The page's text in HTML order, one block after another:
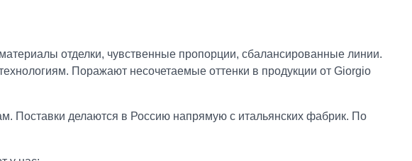
отделки, чувственные пропорции, сбалансированные линии.
Поражают несочетаемые оттенки в продукции от Giorgio
Поставки делаются в Россию напрямую с итальянских фабрик. По